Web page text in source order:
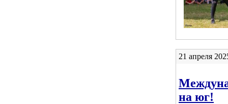
21 апреля
на юг!